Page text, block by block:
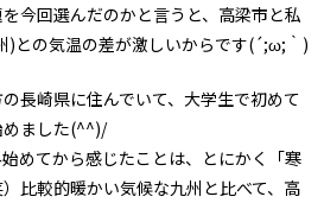
今回選んだのかと言うと、高梁市と私
)との気温の差が激しいからです(´;ω;｀)
長崎県に住んでいて、大学生で初めて
めました(^^)/
めてから感じたことは、とにかく「寒
比較的暖かい気候な九州と比べて、高